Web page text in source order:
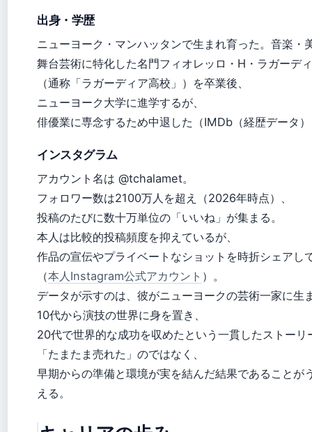
出身・学歴
ニューヨーク・マンハッタンで生まれ育った。音楽・
舞台芸術に特化した名門フィオレッロ・H・ラガーデ
（通称「ラガーディア高校」）を卒業後、
ニューヨーク大学に進学するが、
俳優業に専念するため中退した（IMDb（経歴データ
インスタグラム
アカウント名は @tchalamet。
フォロワー数は2100万人を超え（2026年時点）、
投稿のたびに数十万単位の「いいね」が集まる。
本人は比較的投稿頻度を抑えているが、
作品の宣伝やプライベートなショットを時折シェアし
（本人Instagram公式アカウント ）。
データが示すのは、彼がニューヨークの芸術一家に生
10代から演技の世界に身を置き、
20代で世界的な成功を収めたという一貫したストーリ
「たまたま売れた」のではなく、
早期からの準備と環境が実を結んだ結果であることが
える。